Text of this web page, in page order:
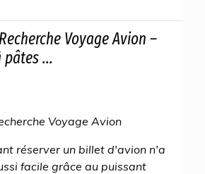
Voyage Avion –
pâtes ...
Voyage Avion
réserver un billet d'avion n'a
facile grâce au puissant